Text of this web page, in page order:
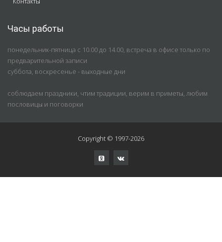
Часы работы
понедельник-пятница с 10.00 до 14.00, встреча в офисе только по
предварительной записи
суббота, воскресенье - выходные дни
соблюдаем праздники, чтим традиции, верим в приметы, любим
пословицы и поговорки
Copyright © 1997-2026